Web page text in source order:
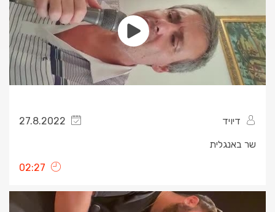
דיויד
27.8.2022
שר באנגלית